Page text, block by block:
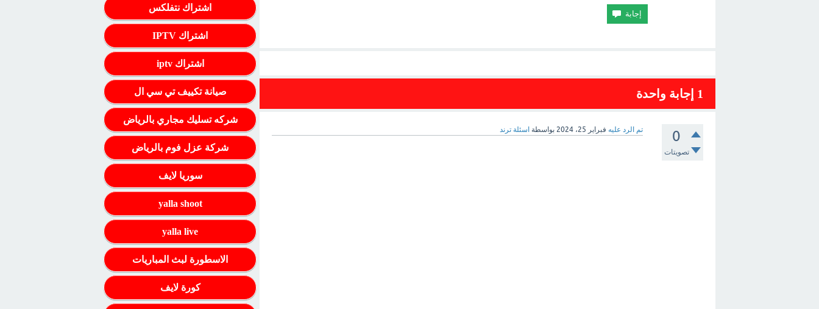
1 إجابة واحدة
0
تصويتات
تم الرد عليه فبراير 25، 2024 بواسطة اسئلة ترند
اشتراك نتفلكس
اشتراك IPTV
اشتراك iptv
صيانة تكييف تي سي ال
شركه تسليك مجاري بالرياض
شركة عزل فوم بالرياض
سوريا لايف
yalla shoot
yalla live
الاسطورة لبث المباريات
كورة لايف